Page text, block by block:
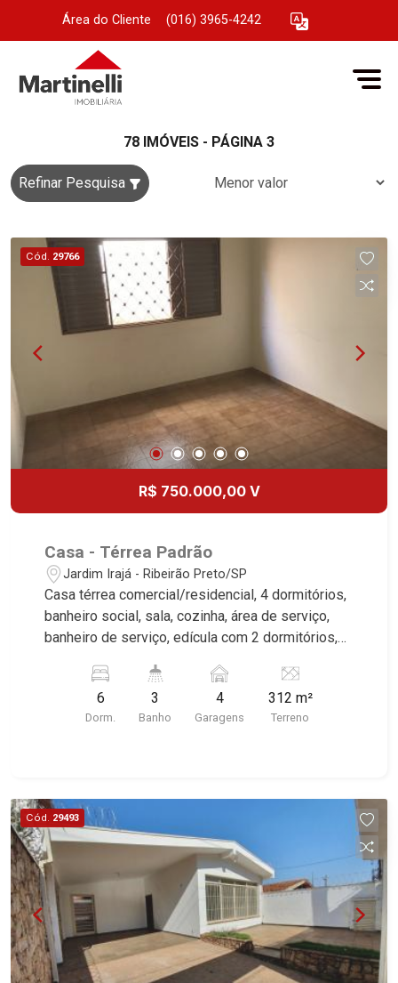
Área do Cliente (016) 3965-4242
78 IMÓVEIS - PÁGINA 3
Refinar Pesquisa
Cód. 29766
R$ 750.000,00 V
Casa - Térrea Padrão
Jardim Irajá - Ribeirão Preto/SP
Casa térrea comercial/residencial, 4 dormitórios,
banheiro social, sala, cozinha, área de serviço,
banheiro de serviço, edícula com 2 dormitórios,
localização, próximo a Avenida César Vergueiro.
6
Dorm.
3
Banho
4
Garagens
312 m²
Terreno
Cód. 29493